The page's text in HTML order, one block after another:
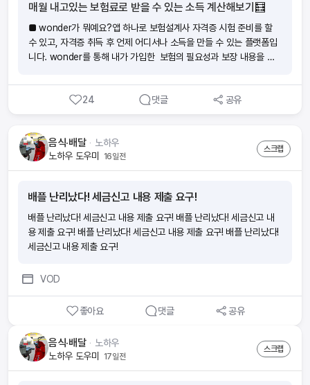
매월 내고있는 보험료로 받을 수 있는 소득 계산해보기🧮
■ wonder가 뭐예요?앱 하나로 보험설계사 자격증 시험 준비를 할
수 있고, 자격증 취득 후 언제 어디서나 소득을 만들 수 있는 플랫폼입
니다. wonder를 통해 내가 가입한 보험의 필요성과 보장 내용을 이
더 편리하게! ‘ wonder앱으로 하면 지출이었던 보험료가 소득이 돼요.
■ 요즘 보험 부업이 많던데요 wonder의 장점은 뭔가요?(1)내 라
이프스타일에 방해되지 않게 스스로 자격증 준비가 가능해요. 휴먼압
는 회사가 부담해요.(3)자격증을 취득하면 출근 없이 앱 하나로 소득을
만들 수 있어요.(4)시작부터 함께하는 전문 매니저가 전 과정을 도와드
려요.(5)나도 모르게 보험전문지식이 향상되어 있어요. ■ 절차가 궁
3배의 수수료와 축하금 최대 60만원을 받을 수 있어요 [예시] 보험료
10만원 ■ 시험이 많이 어렵나요? 아니요! 하지만, 모의고사 문제와
답만 외우면 헷갈릴 수 있으니 보기 내용의 이해가 필요해요. (예) 모의
고사에서 ‘틀린 것’은? 으로 외웠는데, 실제 시험에서는 ‘맞는 것을 고
점수를 70점 이상 목표로 반복적으로 풀면서 점차 점수를 높여보세
전’탭에서 원하는 시험 일정에 맞춰 시험신청을 해보세요. 2. 시험일 2
~3주 전부터 동영상강의,모의고사, 요약정리를 반복해서 하루에 일정
시간을 정해두고 벼락치기로 집중도를 높여보세요. 모의고사는 최소 4
~5번 풀어 보시는 게 좋아요. 3. 시험 직전에는 실제 시험처럼 PDF파
일을 출력하여 모의고사를 풀어보는 것도 좋아요! 시험안내 문자도 꼼
24 댓글 공유
음식·배달ᆞ 노하우
노하우 도우미
16일전
스크랩
배플 난리났다! 세금신고 내용 제출 요구!
배플 난리났다! 세금신고 내용 제출 요구! 배플 난리났다! 세금신고 내
용 제출 요구! 배플 난리났다! 세금신고 내용 제출 요구! 배플 난리났다!
세금신고 내용 제출 요구!
VOD
좋아요 댓글 공유
음식·배달ᆞ 노하우
노하우 도우미
17일전
스크랩